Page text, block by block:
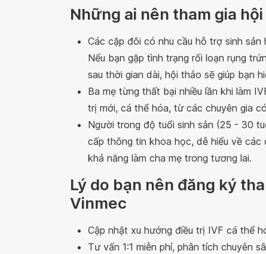
Những ai nên tham gia
Các cặp đôi có nhu cầu hỗ trợ sinh
Nếu bạn gặp tình trạng rối loạn rụng
sau thời gian dài, hội thảo sẽ giúp bạn
Ba mẹ từng thất bại nhiều lần khi làm
trị mới, cá thể hóa, từ các chuyên gia
Người trong độ tuổi sinh sản (25 - 30
cấp thông tin khoa học, dễ hiểu về
khả năng làm cha mẹ trong tương lai.
Lý do bạn nên đăng ký
Vinmec
Cập nhật xu hướng điều trị IVF cá thể
Tư vấn 1:1 miễn phí, phân tích chuyên